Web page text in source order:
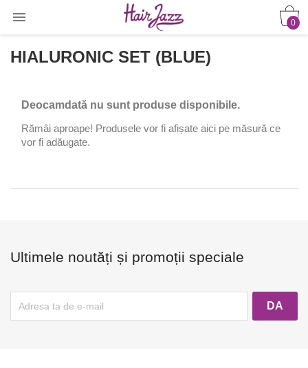
 0
HIALURONIC SET (BLUE)
Deocamdată nu sunt produse disponibile.
Rămâi aproape! Produsele vor fi afișate aici pe măsură ce
vor fi adăugate.
Ultimele noutăți și promoții speciale